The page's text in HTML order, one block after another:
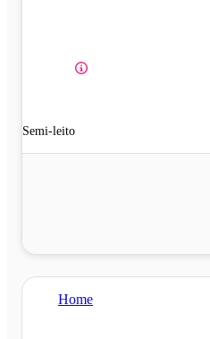
Semi-leito
Home